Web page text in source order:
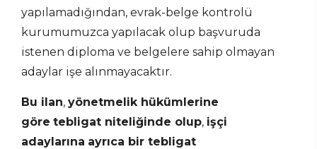
yapılamadığından, evrak-belge kontrolü
kurumumuzca yapılacak olup başvuruda
istenen diploma ve belgelere sahip olmayan
adaylar işe alınmayacaktır.
Bu ilan, yönetmelik hükümlerine
göre tebligat niteliğinde olup, işçi
adaylarına ayrıca bir tebligat